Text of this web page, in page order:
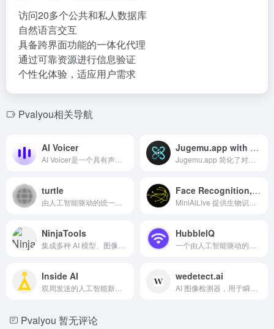
访问20多个公共和私人数据库
自然语言交互
具备跨界面功能的一体化代理
通过可靠资源进行信息验证
个性化体验，适应用户需求
Pvalyou相关导航
AI Voicer Jugemu.app with OpenAI o1 Support
turtle Face Recognition, Liveness Detection, ID Document Recognition SDK
NinjaTools HubbleIQ
Inside AI wedetect.ai
Pvalyou 暂无评论